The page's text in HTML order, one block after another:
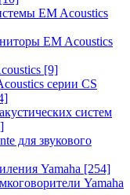
EM Acoustics
EM Acoustics
[9]
серии CS
систем
для звукового
Yamaha [254]
Yamaha